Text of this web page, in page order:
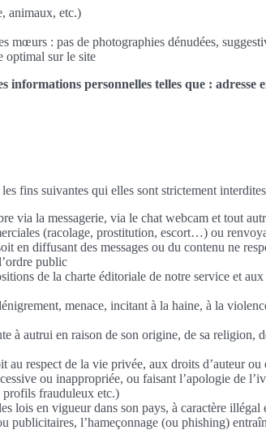
animaux, etc.)
mœurs : pas de photographies dénudées,
optimal sur le site
personnelles telles que : adresse
fins suivantes qui elles sont strictement
via la messagerie, via le chat webcam et tout
(racolage, prostitution, escort…) ou
en diffusant des messages ou du contenu ne
public
de la charte éditoriale de notre service et
menace, incitant à la haine, à la
à autrui en raison de son origine, de sa religion,
respect de la vie privée, aux droits d’auteur
ou inappropriée, ou faisant l’apologie de
profils frauduleux etc.)
lois en vigueur dans son pays, à caractère
publicitaires, l’hameçonnage (ou phishing)